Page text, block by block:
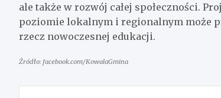
ale także w rozwój całej społeczności.
poziomie lokalnym i regionalnym może
rzecz nowoczesnej edukacji.
Źródło: facebook.com/KowalaGmina